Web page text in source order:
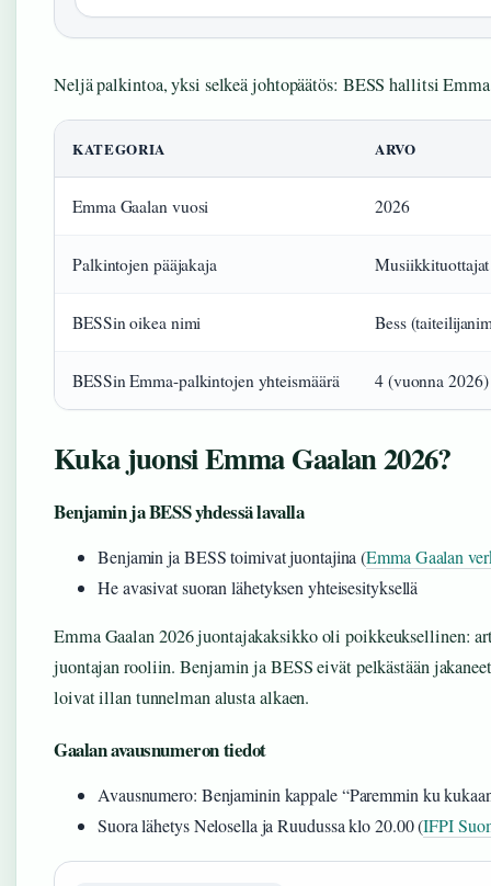
Neljä palkintoa, yksi selkeä johtopäätös: BESS hallitsi
KATEGORIA ARVO
Emma Gaalan vuosi 2026
Palkintojen pääjakaja
BESSin oikea nimi Bess
BESSin Emma-palkintojen yhteismäärä 4 (vuonna 2026)
Kuka juonsi Emma Gaalan 2026?
Benjamin ja BESS yhdessä lavalla
Benjamin ja BESS toimivat juontajina (Emma Gaalan
He avasivat suoran lähetyksen yhteisesityksellä
Emma Gaalan 2026 juontajakaksikko oli poikkeuksellinen:
juontajan rooliin. Benjamin ja BESS eivät pelkästään
loivat illan tunnelman alusta alkaen.
Gaalan avausnumeron tiedot
Avausnumero: Benjaminin kappale “Paremmin ku
Suora lähetys Nelosella ja Ruudussa klo 20.00 (IFPI